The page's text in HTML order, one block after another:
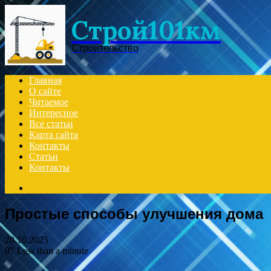
Строй101км
Строительство
Главная
О сайте
Читаемое
Интересное
Все статьи
Карта сайта
Контакты
Статьи
Контакты
Простые способы улучшения дома
28.10.2025
97 Less than a minute